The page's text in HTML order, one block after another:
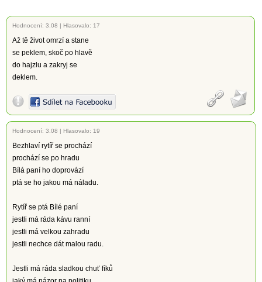
Hodnocení: 3.08 | Hlasovalo: 17
Až tě život omrzí a stane
se peklem, skoč po hlavě
do hajzlu a zakryj se
deklem.
Hodnocení: 3.08 | Hlasovalo: 19
Bezhlaví rytíř se prochází
prochází se po hradu
Bílá paní ho doprovází
ptá se ho jakou má náladu.
Rytíř se ptá Bílé paní
jestli má ráda kávu ranní
jestli má velkou zahradu
jestli nechce dát malou radu.
Jestli má ráda sladkou chuť fíků